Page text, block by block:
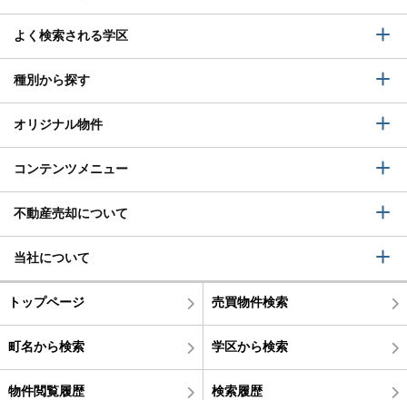
よく検索される学区
種別から探す
オリジナル物件
コンテンツメニュー
不動産売却について
当社について
トップページ 売買物件検索
町名から検索 学区から検索
物件閲覧履歴 検索履歴